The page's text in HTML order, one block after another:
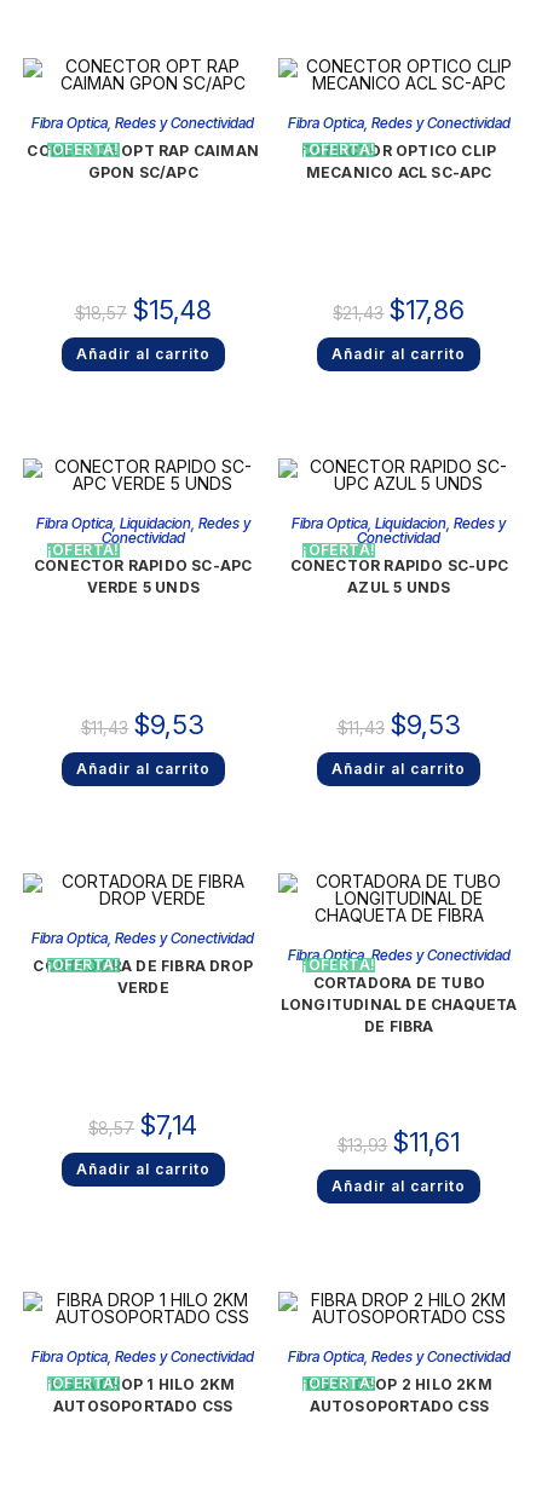
¡OFERTA!
Fibra Optica,Redes y Conectividad
CONECTOR OPT RAP CAIMAN
GPON SC/APC
$18,57 $15,48
Añadir al carrito
¡OFERTA!
Fibra Optica, Redes y Conectividad
CONECTOR OPTICO CLIP
MECANICO ACL SC-APC
$21,43 $17,86
Añadir al carrito
¡OFERTA!
Fibra Optica, Liquidacion, Redes y
Conectividad
CONECTOR RAPIDO SC-APC
VERDE 5 UNDS
$11,43 $9,53
Añadir al carrito
¡OFERTA!
Fibra Optica,Liquidacion,Redes y
Conectividad
CONECTOR RAPIDO SC-UPC
AZUL 5 UNDS
$11,43 $9,53
Añadir al carrito
¡OFERTA!
Fibra Optica,Redes y Conectividad
CORTADORA DE FIBRA DROP
VERDE
$8,57 $7,14
Añadir al carrito
¡OFERTA!
Fibra Optica,Redes y Conectividad
CORTADORA DE TUBO
LONGITUDINAL DE CHAQUETA
DE FIBRA
$13,93 $11,61
Añadir al carrito
¡OFERTA!
Fibra Optica ,Redes y Conectividad
FIBRA DROP 1 HILO 2KM
AUTOSOPORTADO CSS
¡OFERTA!
Fibra Optica, Redes y Conectividad
FIBRA DROP 2 HILO 2KM
AUTOSOPORTADO CSS